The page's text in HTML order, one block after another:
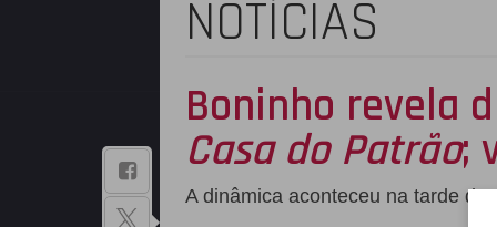
NOTÍCIAS
Boninho revela
Casa do Patrão;
A dinâmica aconteceu na tarde
BAIXE NOSSO